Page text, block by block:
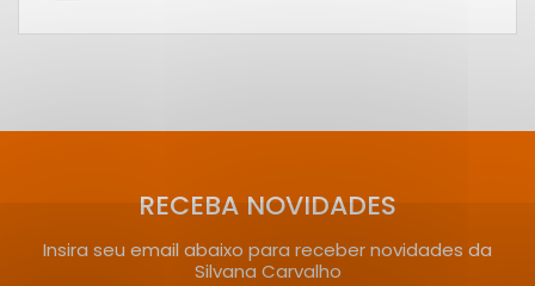
RECEBA NOVIDADES
Insira seu email abaixo para receber novidades da
Silvana Carvalho